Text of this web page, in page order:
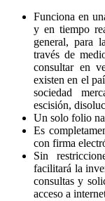
Funciona en
y en tiempo
general, para
través de
consultar en
existen en el
sociedad
escisión,
Un solo folio
Es
con firma
Sin
facilitará la
consultas y
acceso a